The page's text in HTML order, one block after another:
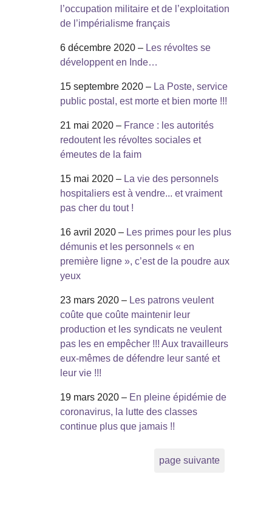
l’occupation militaire et de l’exploitation
de l’impérialisme français
6 décembre 2020 – Les révoltes se
développent en Inde…
15 septembre 2020 – La Poste, service
public postal, est morte et bien morte !!!
21 mai 2020 – France : les autorités
redoutent les révoltes sociales et
émeutes de la faim
15 mai 2020 – La vie des personnels
hospitaliers est à vendre... et vraiment
pas cher du tout !
16 avril 2020 – Les primes pour les plus
démunis et les personnels « en
première ligne », c’est de la poudre aux
yeux
23 mars 2020 – Les patrons veulent
coûte que coûte maintenir leur
production et les syndicats ne veulent
pas les en empêcher !!! Aux travailleurs
eux-mêmes de défendre leur santé et
leur vie !!!
19 mars 2020 – En pleine épidémie de
coronavirus, la lutte des classes
continue plus que jamais !!
page suivante